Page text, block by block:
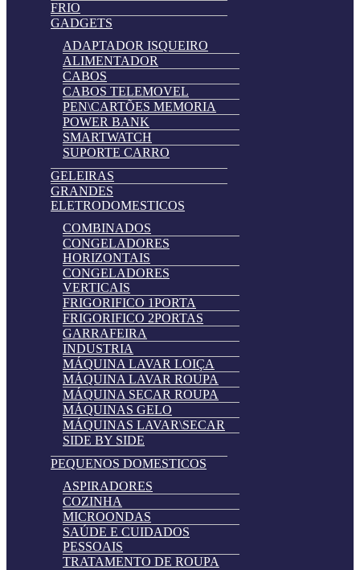
FRIO
GADGETS
ADAPTADOR ISQUEIRO
ALIMENTADOR
CABOS
CABOS TELEMOVEL
PEN\CARTÕES MEMORIA
POWER BANK
SMARTWATCH
SUPORTE CARRO
GELEIRAS
GRANDES
ELETRODOMESTICOS
COMBINADOS
CONGELADORES
HORIZONTAIS
CONGELADORES
VERTICAIS
FRIGORIFICO 1PORTA
FRIGORIFICO 2PORTAS
GARRAFEIRA
INDUSTRIA
MÁQUINA LAVAR LOIÇA
MÁQUINA LAVAR ROUPA
MÁQUINA SECAR ROUPA
MÁQUINAS GELO
MÁQUINAS LAVAR\SECAR
SIDE BY SIDE
PEQUENOS DOMESTICOS
ASPIRADORES
COZINHA
MICROONDAS
SAÚDE E CUIDADOS
PESSOAIS
TRATAMENTO DE ROUPA